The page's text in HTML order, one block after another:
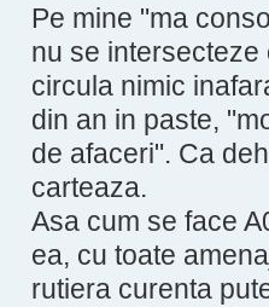
Pe mine "ma
nu se
circula nimic
din an in paste,
de afaceri". Ca
carteaza.
Asa cum se face
ea, cu toate
rutiera curenta